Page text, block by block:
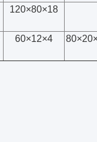
120×80×18
60×12×4